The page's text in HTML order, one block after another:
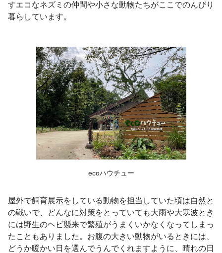
すエコなネズミの仲間や小さな動物たちがここでのんびり
暮らしています。
ecoハウチュー
屋外で飼育展示をしている動物を担当していた頃は自然と
の戦いで、どんなに対策をとっていても大雨や大寒波とき
には野生のヘビ襲来で繁殖がうまくいかなくなってしまっ
たこともありました。お腹の大きい動物がいるときには、
どうか暖かい日を選んでうんでくれますように、晴れの日